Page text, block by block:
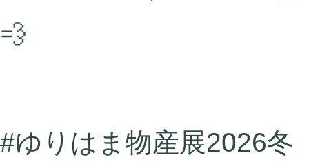
💨
#ゆりはま物産展2026冬